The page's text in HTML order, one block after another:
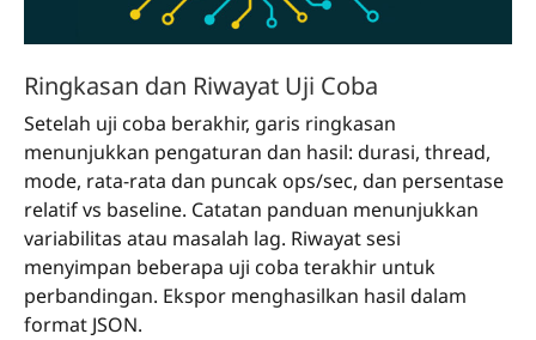
Ringkasan dan Riwayat Uji Coba
Setelah uji coba berakhir, garis ringkasan
menunjukkan pengaturan dan hasil: durasi, thread,
mode, rata-rata dan puncak ops/sec, dan persentase
relatif vs baseline. Catatan panduan menunjukkan
variabilitas atau masalah lag. Riwayat sesi
menyimpan beberapa uji coba terakhir untuk
perbandingan. Ekspor menghasilkan hasil dalam
format JSON.